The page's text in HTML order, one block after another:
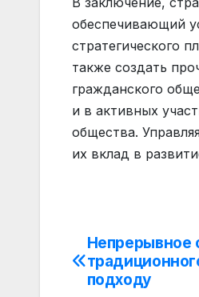
обеспечивающий
стратегического
также создать
гражданского
и в активных
общества.
их вклад в
по
Непрерывное
подходу